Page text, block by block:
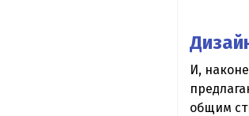
И,
общим